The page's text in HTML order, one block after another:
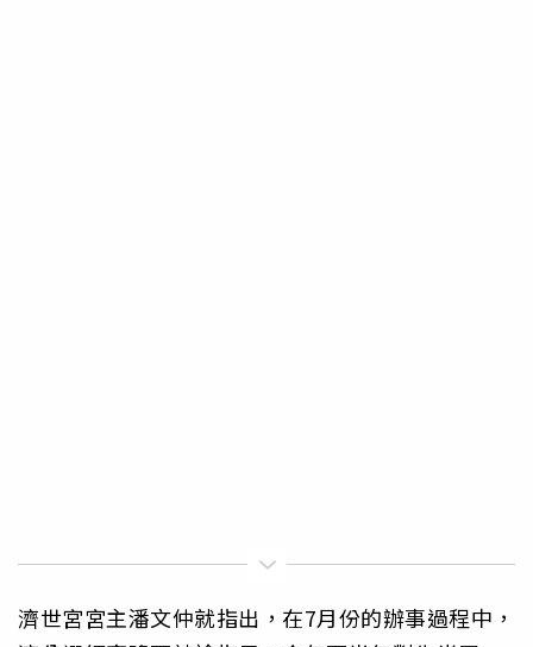
濟世宮宮主潘文仲就指出，在7月份的辦事過程中，